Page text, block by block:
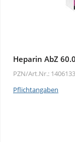
Heparin AbZ
PZN/Art.Nr.:
Pflichtangaben